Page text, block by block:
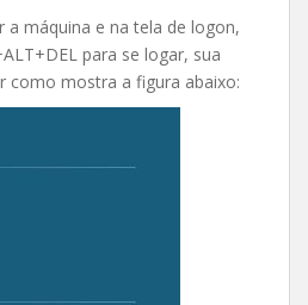
a máquina e na tela de logon,
para se logar, sua
como mostra a figura abaixo: